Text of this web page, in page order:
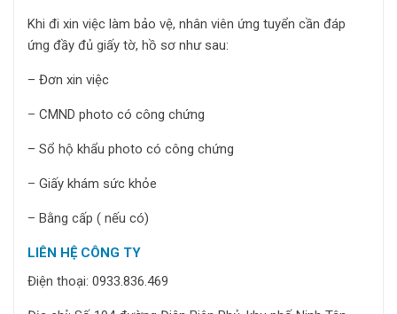
Khi đi xin việc làm bảo vệ, nhân viên ứng tuyển cần đáp
ứng đầy đủ giấy tờ, hồ sơ như sau:
– Đơn xin việc
– CMND photo có công chứng
– Sổ hộ khẩu photo có công chứng
– Giấy khám sức khỏe
– Bằng cấp ( nếu có)
LIÊN HỆ CÔNG TY
Điện thoại: 0933.836.469